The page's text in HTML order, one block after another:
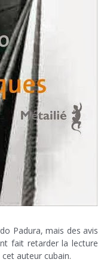
Padura, mais des avis
fait retarder la lecture
auteur cubain.